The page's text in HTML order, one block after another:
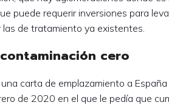
puede requerir inversiones para
de tratamiento ya existentes.
cero
carta de emplazamiento a
de 2020 en el que le pedía que